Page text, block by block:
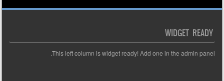
WIDGET READY
This left column is widget ready! Add one in the admin panel.